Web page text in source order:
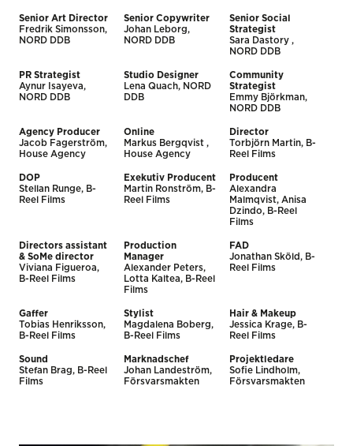
Senior Art Director
Fredrik Simonsson,
NORD DDB
Senior Copywriter
Johan Leborg,
NORD DDB
Senior Social
Strategist
Sara Dastory ,
NORD DDB
PR Strategist
Aynur Isayeva,
NORD DDB
Studio Designer
Lena Quach, NORD
DDB
Community
Strategist
Emmy Björkman,
NORD DDB
Agency Producer
Jacob Fagerström,
House Agency
Online
Markus Bergqvist ,
House Agency
Director
Torbjörn Martin, B-
Reel Films
DOP
Stellan Runge, B-
Reel Films
Exekutiv Producent
Martin Ronström, B-
Reel Films
Producent
Alexandra
Malmqvist, Anisa
Dzindo, B-Reel
Films
Directors assistant
& SoMe director
Viviana Figueroa,
B-Reel Films
Production
Manager
Alexander Peters,
Lotta Kaltea, B-Reel
Films
FAD
Jonathan Sköld, B-
Reel Films
Gaffer
Tobias Henriksson,
B-Reel Films
Stylist
Magdalena Boberg,
B-Reel Films
Hair & Makeup
Jessica Krage, B-
Reel Films
Sound
Stefan Brag, B-Reel
Films
Marknadschef
Johan Landeström,
Försvarsmakten
Projektledare
Sofie Lindholm,
Försvarsmakten